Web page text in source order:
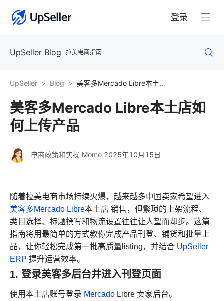
登录
UpSeller Blog 拉美电商指南
UpSeller Blog 美客多Mercado Libre本土店如何上传产品
美客多Mercado Libre本土店如
何上传产品
电商政策和实操 Momo 2025年10月15日
随着拉美电商市场持续火爆，越来越多中国卖家希望进入
美客多Mercado Libre本土店 销售，但繁琐的上架流程、
类目选择、标题撰写和物流设置往往让人望而却步。这篇
指南将用最简单的方式教你完成产品刊登、铺货和批量上
品，让你轻松完成第一批高质量listing，并结合 UpSeller
ERP 提升运营效率。
1. 登录美客多后台并进入刊登页面
使用本土店账号登录 Mercado Libre 卖家后台。